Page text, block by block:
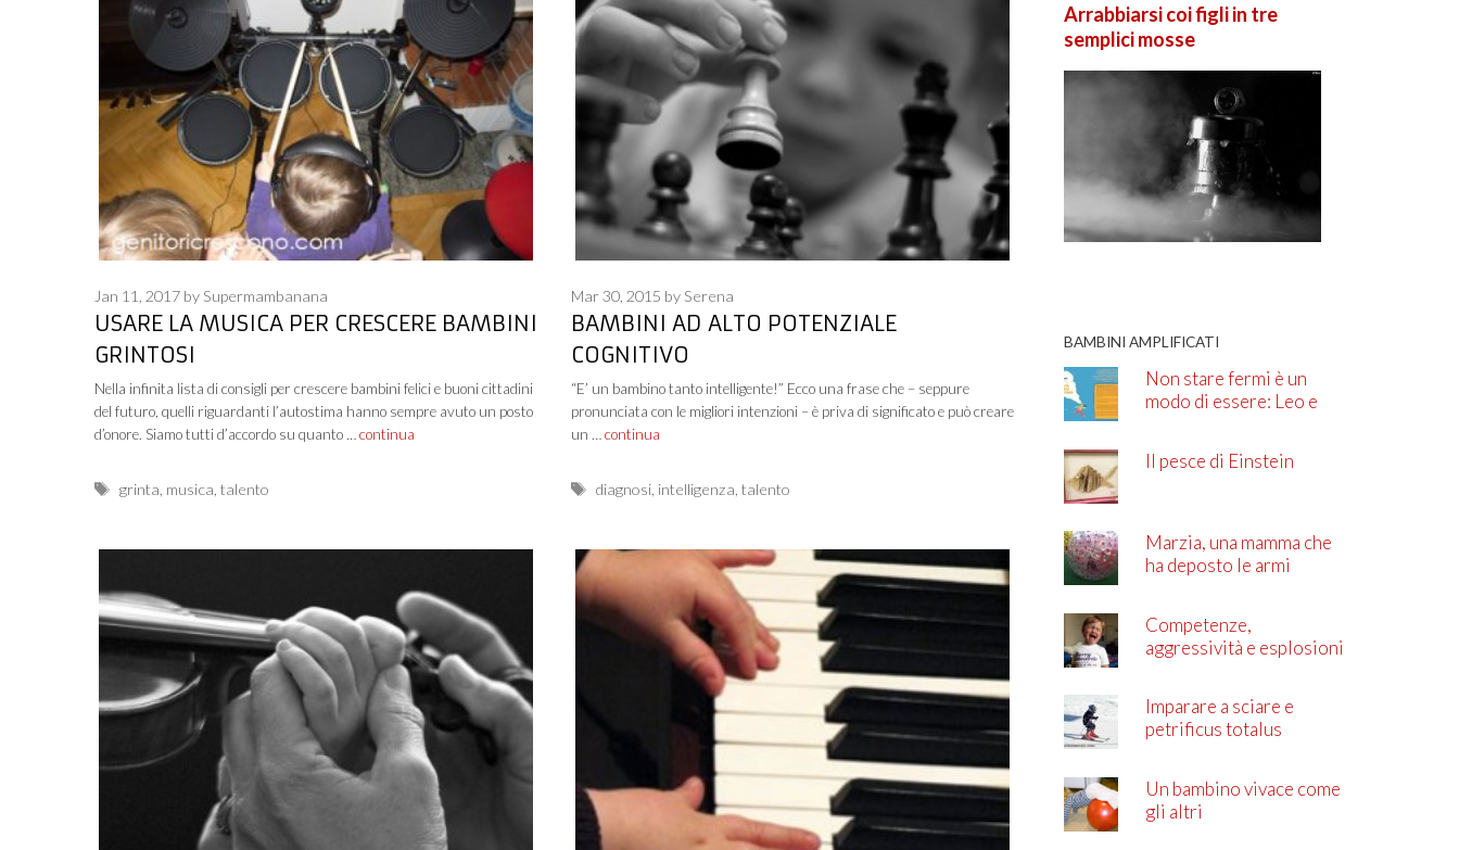
USARE LA MUSICA PER CRESCERE BAMBINI
GRINTOSI
Jan 11, 2017 by Supermambanana
Nella infinita lista di consigli per crescere bambini felici e buoni cittadini
del futuro, quelli riguardanti l’autostima hanno sempre avuto un posto
d’onore. Siamo tutti d’accordo su quanto … continua
Tags
grinta musica ,talento
BAMBINI AD ALTO POTENZIALE
COGNITIVO
Mar 30, 2015 by Serena
“E’ un bambino tanto intelligente!” Ecco una frase che – seppure
pronunciata con le migliori intenzioni – è priva di significato e può creare
un … continua
Tags
diagnosi, intelligenza talento
Arrabbiarsi coi figli in tre
semplici mosse
BAMBINI AMPLIFICATI
Non stare fermi è un
modo di essere: Leo e
Il pesce di Einstein
Marzia, una mamma che
ha deposto le armi
Competenze,
aggressività e esplosioni
Imparare a sciare e
petrificus totalus
Un bambino vivace come
gli altri